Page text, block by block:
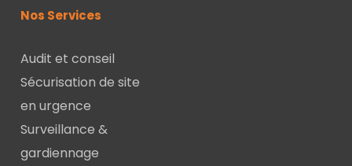
Nos Services
Audit et conseil
Sécurisation de site
en urgence
Surveillance &
gardiennage